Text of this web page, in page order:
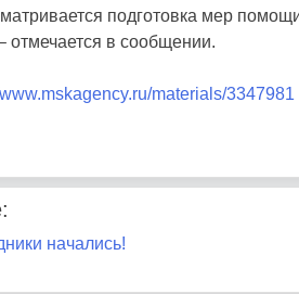
подготовка мер
отмечается в сообщении.
materials/3347981
начались!